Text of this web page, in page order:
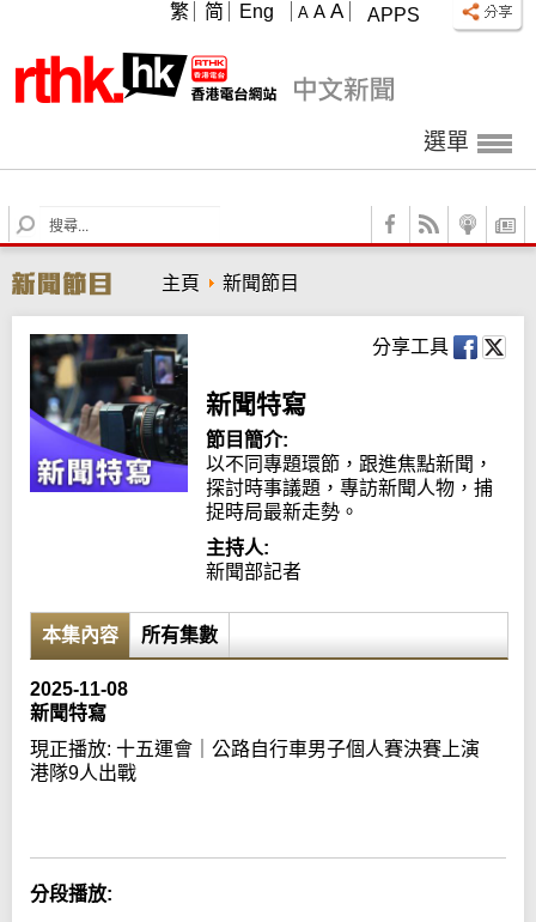
APPS
A A A
繁 简 Eng
選單
S
e
r
c
h
主頁 新聞節目
分享工具
新聞特寫
節目簡介:
以不同專題環節，跟進焦點新聞，
探討時事議題，專訪新聞人物，捕
捉時局最新走勢。
主持人:
新聞部記者
本集內容 所有集數
2025-11-08
新聞特寫
現正播放: 十五運會｜公路自行車男子個人賽決賽上演
港隊9人出戰
分段播放: